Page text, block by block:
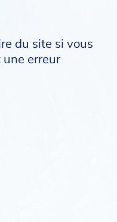
du site si vous
une erreur